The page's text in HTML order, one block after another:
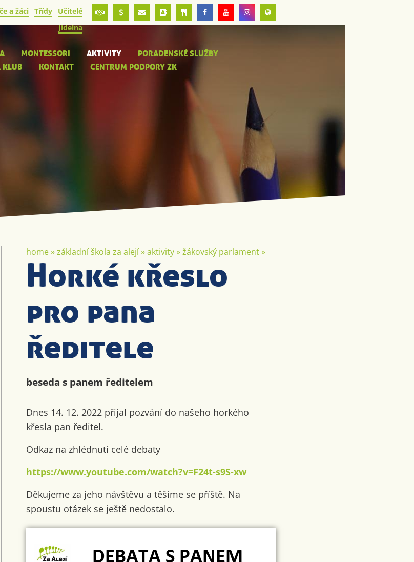
a žáci Třídy
Učitelé
Jídelna
MONTESSORI AKTIVITY
PORADENSKÉ SLUŽBY
KLUB
KONTAKT CENTRUM PODPORY ZK
home»základní škola za alejí»aktivity»žákovský parlament»
Horké křeslo
pro pana
ředitele
beseda s panem ředitelem
Dnes 14. 12. 2022 přijal pozvání do našeho horkého
křesla pan ředitel.
Odkaz na zhlédnutí celé debaty
https://www.youtube.com/watch?v=F24t-s9S-xw
Děkujeme za jeho návštěvu a těšíme se příště. Na
spoustu otázek se ještě nedostalo.